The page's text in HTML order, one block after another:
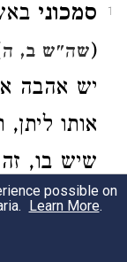
1 סמכוני
(שה"ש ב, ה
יש אהבה
אותו
שיש בו,
מכוסה
כשמקבל
possible on
Learn More.